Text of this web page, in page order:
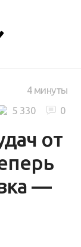
от
—
4 минуты
0
5 330